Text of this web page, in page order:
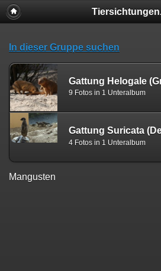
In dieser Gruppe suchen
Gattung Helogale
9 Fotos in 1 Unteralbum
Gattung Suricata
4 Fotos in 1 Unteralbum
Mangusten